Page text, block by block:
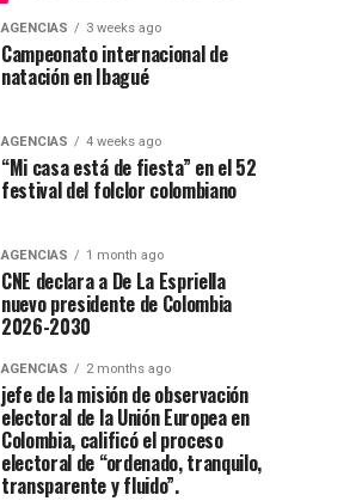
AGENCIAS 3 weeks ago
Campeonato internacional de
natación en Ibagué
AGENCIAS 4 weeks ago
“Mi casa está de fiesta” en el 52
festival del folclor colombiano
AGENCIAS 1 month ago
CNE declara a De La Espriella
nuevo presidente de Colombia
2026-2030
AGENCIAS 2 months ago
jefe de la misión de observación
electoral de la Unión Europea en
Colombia, calificó el proceso
electoral de “ordenado, tranquilo,
transparente y fluido”.